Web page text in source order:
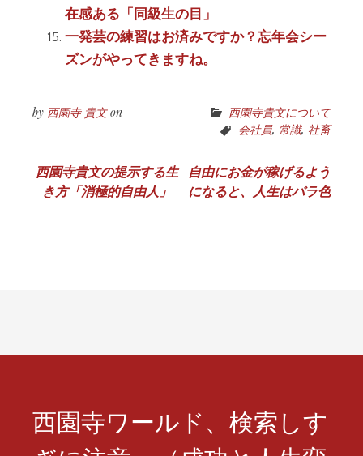
在感ある「同級生の目」
一発芸の練習はお済みですか？忘年会シー
ズンがやってきますね。
by 西園寺 貴文on
西園寺貴文について
会社員, 常識, 社畜
投
稿
ン
西園寺貴文の提示する生
き方「消極的自由人」
自由にお金が稼げるよう
になると、人生はバラ色
西園寺ワールド、検索しす